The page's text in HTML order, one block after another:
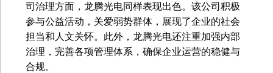
司治理方面，龙腾光电同样表现出色。该公司积极
参与公益活动，关爱弱势群体，展现了企业的社会
担当和人文关怀。此外，龙腾光电还注重加强内部
治理，完善各项管理体系，确保企业运营的稳健与
合规。